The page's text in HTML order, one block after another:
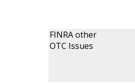
FINRA other
OTC Issues